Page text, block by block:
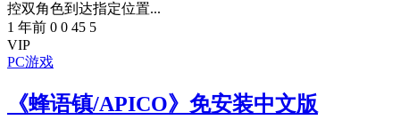
控双角色到达指定位置...
1 年前 0 0 45 5
VIP
PC游戏
《蜂语镇/APICO》免安装中文版